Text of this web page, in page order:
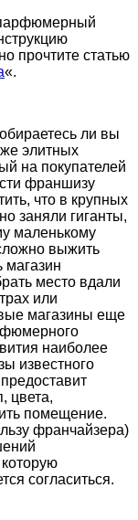
парфюмерный
прочтите статью
«.
ли вы
элитных
на покупателей
франшизу
что в крупных
заняли гиганты,
маленькому
выжить
магазин
место вдали
или
магазины еще
наиболее
известного
цвета,
помещение.
франчайзера)
согласиться.